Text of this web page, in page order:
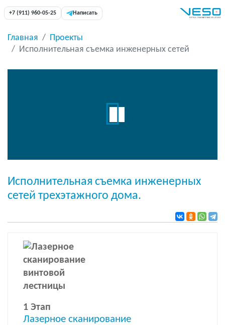
+7 (911) 960-05-25 Написать
Главная
Проекты
Исполнительная съемка инженерных сетей
Исполнительная съемка инженерных
сетей трехэтажного дома.
1 Этап
Лазерное сканирование